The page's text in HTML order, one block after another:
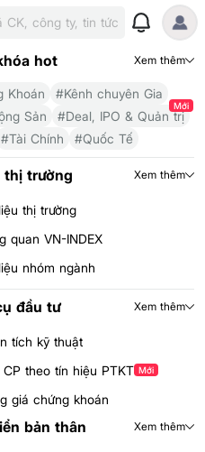
CK, công ty, tin tức
hot Xem thêm
Khoán
#Kênh chuyên Gia
Sản
#Deal, IPO & Quản trị
Mới
#Tài Chính #Quốc Tế
thị trường Xem thêm
thị trường
quan VN-INDEX
nhóm ngành
đầu tư Xem thêm
tích kỹ thuật
CP theo tín hiệu PTKT Mới
giá chứng khoán
bản thân Xem thêm